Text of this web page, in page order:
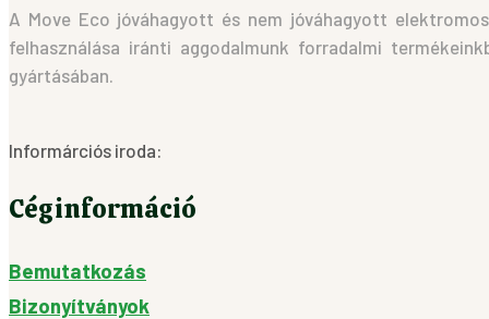
A Move Eco jóváhagyott és nem jóváhagyott
felhasználása iránti aggodalmunk forradalmi
gyártásában.
Informárciós iroda:
Céginformáció
Bemutatkozás
Bizonyítványok